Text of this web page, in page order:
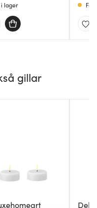
i lager Få
gillar